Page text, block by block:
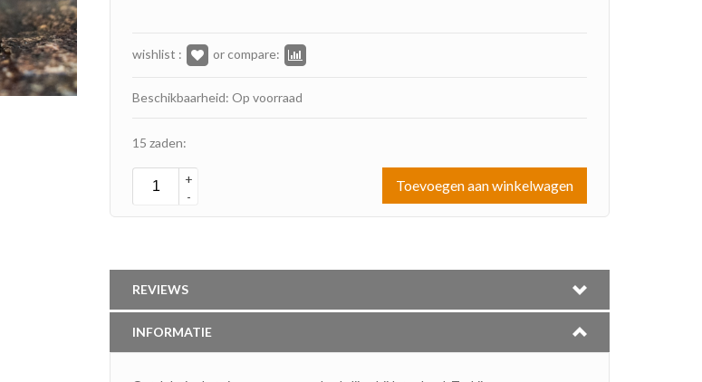
wishlist : or compare:
Beschikbaarheid: Op voorraad
15 zaden:
+
-
Toevoegen aan winkelwagen
REVIEWS
INFORMATIE